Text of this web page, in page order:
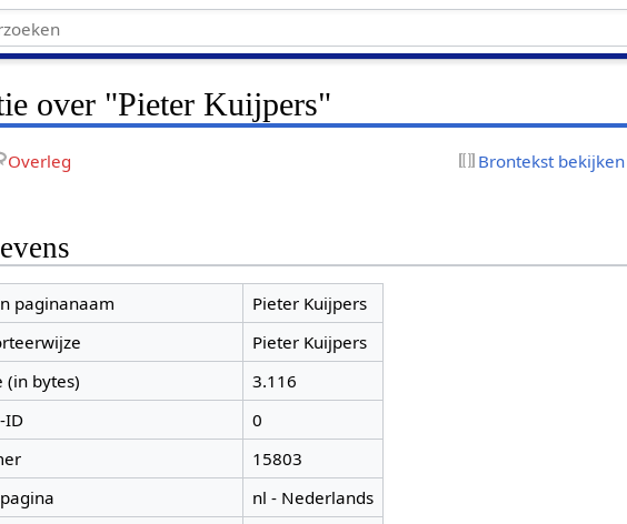
over "Pieter Kuijpers"
Overleg Brontekst bekijken
paginanaam
Pieter Kuijpers
Pieter Kuijpers
(in bytes)
3.116
ID
0
15803
nl - Nederlands